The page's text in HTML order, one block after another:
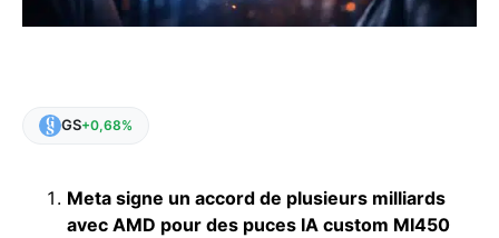
GS+0,68%
Meta signe un accord de plusieurs milliards
avec AMD pour des puces IA custom MI450